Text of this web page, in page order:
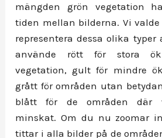
mängden grön vegetation
tiden mellan bilderna. Vi
representera dessa olika typer
använde rött för stora
vegetation, gult för mindre
grått för områden utan
blått för de områden där
minskat. Om du nu zoomar
tittar i alla bilder på de